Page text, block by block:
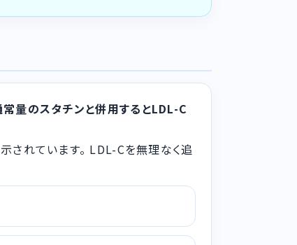
常量のスタチンと併用するとLDL-C
されています。 LDL-Cを無理なく追